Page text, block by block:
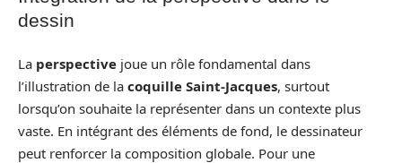
dessin
La perspective joue un rôle fondamental dans
l’illustration de la coquille Saint-Jacques, surtout
lorsqu’on souhaite la représenter dans un contexte plus
vaste. En intégrant des éléments de fond, le dessinateur
peut renforcer la composition globale. Pour une